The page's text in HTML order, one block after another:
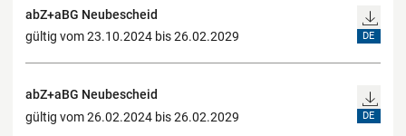
abZ+aBG Neubescheid
gültig vom 23.10.2024 bis 26.02.2029
DE
abZ+aBG Neubescheid
gültig vom 26.02.2024 bis 26.02.2029
DE